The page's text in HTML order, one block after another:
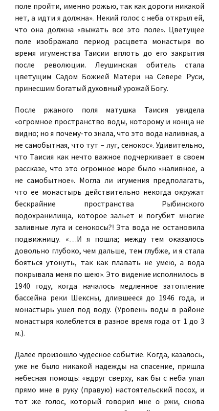
поле пройти, именно рожью, так как дороги никакой
нет, а идти я должна». Некий голос с неба открыл ей,
что она должна «выжать все это поле». Цветущее
поле изображало период расцвета монастыря во
время игуменства Таисии вплоть до его закрытия
после революции. Леушинская обитель стала
цветущим Садом Божией Матери на Севере Руси,
принесшим богатый духовный урожай Богу.
После ржаного поля матушка Таисия увидела
«огромное пространство воды, которому и конца не
видно; но я почему-то знала, что это вода наливная, а
не самобытная, что тут – луг, сенокос». Удивительно,
что Таисия как нечто важное подчеркивает в своем
рассказе, что это огромное море было «наливное, а
не самобытное». Могла ли игумения предполагать,
что ее монастырь действительно некогда окружат
бескрайние пространства Рыбинского
водохранилища, которое зальет и погубит многие
заливные луга и сенокосы?! Эта вода не остановила
подвижницу. «…И я пошла; между тем оказалось
довольно глубоко, чем дальше, тем глубже, и я стала
бояться утонуть, так как плавать не умею, а вода
покрывала меня по шею». Это видение исполнилось в
1940 году, когда началось медленное затопление
бассейна реки Шексны, длившееся до 1946 года, и
монастырь ушел под воду. (Уровень воды в районе
монастыря колеблется в разное время года от 1 до 3
м.).
Далее произошло чудесное событие. Когда, казалось,
уже не было никакой надежды на спасение, пришла
небесная помощь: «вдруг сверху, как бы с неба упал
прямо мне в руку (правую) настоятельский посох, и
тот же голос, который говорил мне о ржи, снова